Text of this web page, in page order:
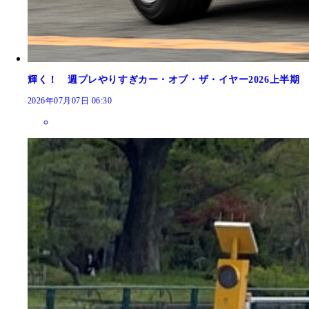
輝く！ 週プレやりすぎカー・オブ・ザ・イヤー2026上半期
2026年07月07日 06:30